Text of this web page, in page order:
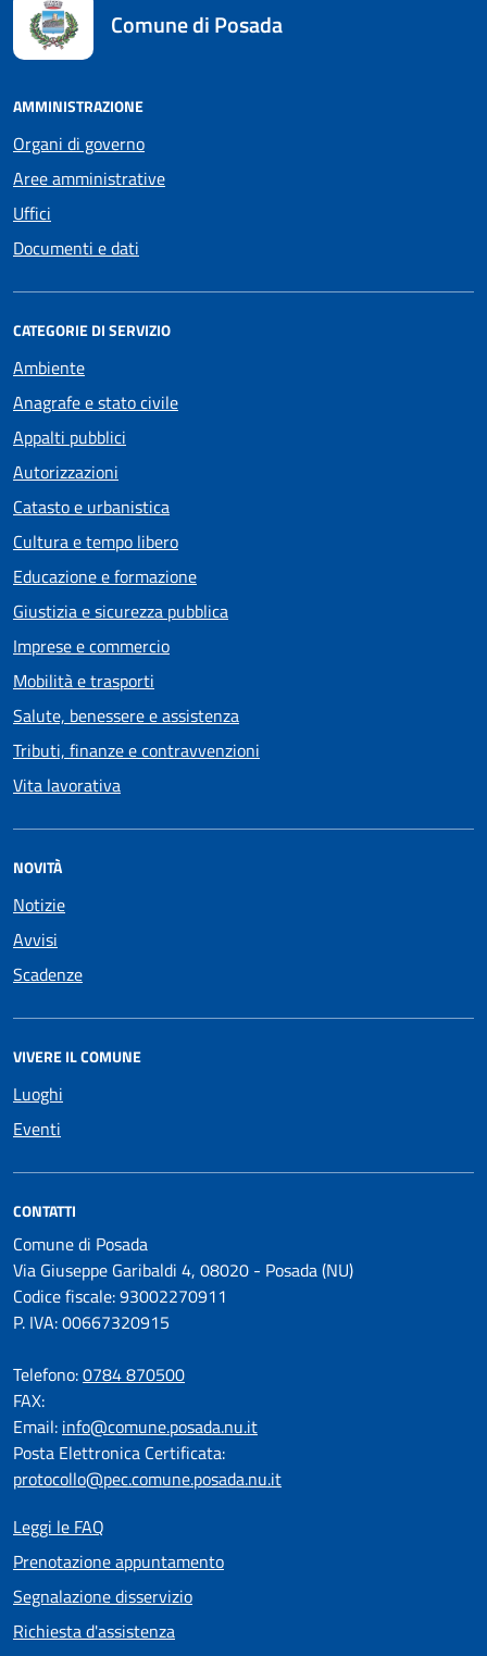
Comune di Posada
AMMINISTRAZIONE
Organi di governo
Aree amministrative
Uffici
Documenti e dati
CATEGORIE DI SERVIZIO
Ambiente
Anagrafe e stato civile
Appalti pubblici
Autorizzazioni
Catasto e urbanistica
Cultura e tempo libero
Educazione e formazione
Giustizia e sicurezza pubblica
Imprese e commercio
Mobilità e trasporti
Salute, benessere e assistenza
Tributi, finanze e contravvenzioni
Vita lavorativa
NOVITÀ
Notizie
Avvisi
Scadenze
VIVERE IL COMUNE
Luoghi
Eventi
CONTATTI
Comune di Posada
Via Giuseppe Garibaldi 4, 08020 - Posada (NU)
Codice fiscale: 93002270911
P. IVA: 00667320915
Telefono:0784 870500
FAX:
Email: info@comune.posada.nu.it
Posta Elettronica Certificata:
protocollo@pec.comune.posada.nu.it
Leggi le FAQ
Prenotazione appuntamento
Segnalazione disservizio
Richiesta d'assistenza